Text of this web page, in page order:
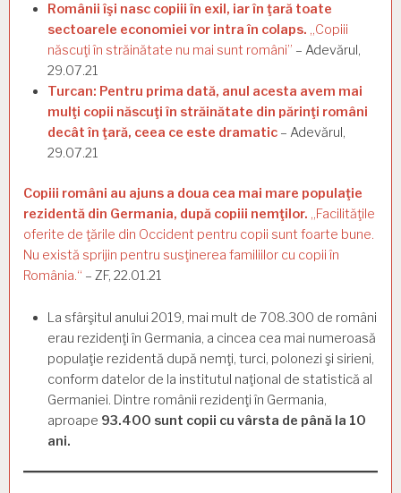
Românii îşi nasc copiii în exil, iar în ţară toate
sectoarele economiei vor intra în colaps. „Copiii
născuţi în străinătate nu mai sunt români” – Adevărul,
29.07.21
Turcan: Pentru prima dată, anul acesta avem mai
mulţi copii născuţi în străinătate din părinţi români
decât în ţară, ceea ce este dramatic – Adevărul,
29.07.21
Copiii români au ajuns a doua cea mai mare populaţie
rezidentă din Germania, după copiii nemţilor. „Facilităţile
oferite de ţările din Occident pentru copii sunt foarte bune.
Nu există sprijin pentru susţinerea familiilor cu copii în
România.“ – ZF, 22.01.21
La sfârşitul anului 2019, mai mult de 708.300 de români
erau rezidenţi în Germania, a cincea cea mai numeroasă
populaţie rezidentă după nemţi, turci, polonezi şi sirieni,
conform datelor de la institutul naţional de statistică al
Ger­maniei. Dintre românii rezidenţi în Germania,
aproape 93.400 sunt copii cu vârsta de până la 10
ani.